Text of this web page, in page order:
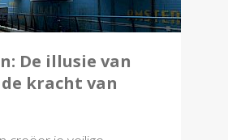
De illusie van
kracht van